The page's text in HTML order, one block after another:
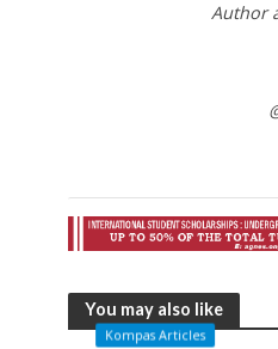
Author
You may also like
Kompas Articles